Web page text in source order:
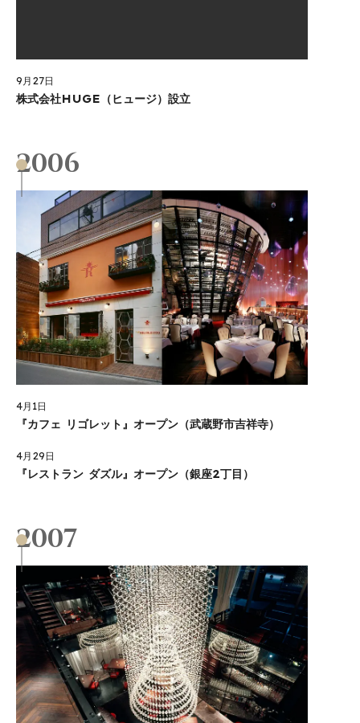
9月27日
株式会社HUGE（ヒュージ）設立
2006
4月1日
『カフェ リゴレット』オープン（武蔵野市吉祥寺）
4月29日
『レストラン ダズル』オープン（銀座2丁目）
2007